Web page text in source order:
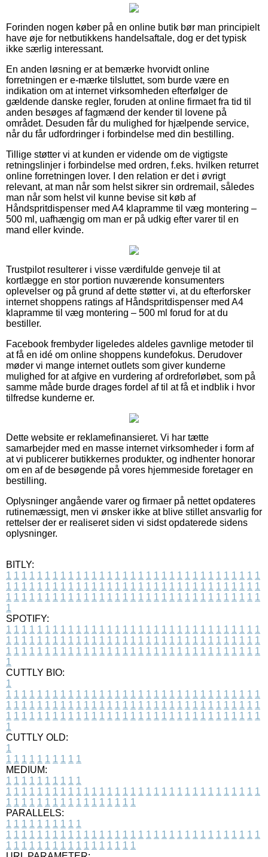
Forinden nogen køber på en online butik bør man principielt
have øje for netbutikkens handelsaftale, dog er det typisk
ikke særlig interessant.
En anden løsning er at bemærke hvorvidt online
forretningen er e-mærke tilsluttet, som burde være en
indikation om at internet virksomheden efterfølger de
gældende danske regler, foruden at online firmaet fra tid til
anden besøges af fagmænd der kender til lovene på
området. Desuden får du mulighed for hjælpende service,
når du får udfordringer i forbindelse med din bestilling.
Tillige støtter vi at kunden er vidende om de vigtigste
retningslinjer i forbindelse med ordren, f.eks. hvilken returret
online forretningen lover. I den relation er det i øvrigt
relevant, at man når som helst sikrer sin ordremail, således
man når som helst vil kunne bevise sit køb af
Håndspritdispenser med A4 klapramme til væg montering –
500 ml, uafhængig om man er på udkig efter varer til en
mand eller kvinde.
Trustpilot resulterer i visse værdifulde genveje til at
kortlægge en stor portion nuværende konsumenters
oplevelser og på grund af dette støtter vi, at du efterforsker
internet shoppens ratings af Håndspritdispenser med A4
klapramme til væg montering – 500 ml forud for at du
bestiller.
Facebook frembyder ligeledes aldeles gavnlige metoder til
at få en idé om online shoppens kundefokus. Derudover
møder vi mange internet outlets som giver kunderne
mulighed for at afgive en vurdering af ordreforløbet, som på
samme måde burde drages fordel af til at få et indblik i hvor
tilfredse kunderne er.
Dette website er reklamefinansieret. Vi har tætte
samarbejder med en masse internet virksomheder i form af
at vi publicerer butikkernes produkter, og indhenter honorar
om en af de besøgende på vores hjemmeside foretager en
bestilling.
Oplysninger angående varer og firmaer på nettet opdateres
rutinemæssigt, men vi ønsker ikke at blive stillet ansvarlig for
rettelser der er realiseret siden vi sidst opdaterede sidens
oplysninger.
BITLY:
1 1 1 1 1 1 1 1 1 1 1 1 1 1 1 1 1 1 1 1 1 1 1 1 1 1 1 1 1 1 1 1 1
1 1 1 1 1 1 1 1 1 1 1 1 1 1 1 1 1 1 1 1 1 1 1 1 1 1 1 1 1 1 1 1 1
1 1 1 1 1 1 1 1 1 1 1 1 1 1 1 1 1 1 1 1 1 1 1 1 1 1 1 1 1 1 1 1 1
1
SPOTIFY:
1 1 1 1 1 1 1 1 1 1 1 1 1 1 1 1 1 1 1 1 1 1 1 1 1 1 1 1 1 1 1 1 1
1 1 1 1 1 1 1 1 1 1 1 1 1 1 1 1 1 1 1 1 1 1 1 1 1 1 1 1 1 1 1 1 1
1 1 1 1 1 1 1 1 1 1 1 1 1 1 1 1 1 1 1 1 1 1 1 1 1 1 1 1 1 1 1 1 1
1
CUTTLY BIO:
1
1 1 1 1 1 1 1 1 1 1 1 1 1 1 1 1 1 1 1 1 1 1 1 1 1 1 1 1 1 1 1 1 1
1 1 1 1 1 1 1 1 1 1 1 1 1 1 1 1 1 1 1 1 1 1 1 1 1 1 1 1 1 1 1 1 1
1 1 1 1 1 1 1 1 1 1 1 1 1 1 1 1 1 1 1 1 1 1 1 1 1 1 1 1 1 1 1 1 1
1
CUTTLY OLD:
1
1 1 1 1 1 1 1 1 1 1
MEDIUM:
1 1 1 1 1 1 1 1 1 1
1 1 1 1 1 1 1 1 1 1 1 1 1 1 1 1 1 1 1 1 1 1 1 1 1 1 1 1 1 1 1 1 1
1 1 1 1 1 1 1 1 1 1 1 1 1 1 1 1 1
PARALLELS:
1 1 1 1 1 1 1 1 1 1
1 1 1 1 1 1 1 1 1 1 1 1 1 1 1 1 1 1 1 1 1 1 1 1 1 1 1 1 1 1 1 1 1
1 1 1 1 1 1 1 1 1 1 1 1 1 1 1 1 1